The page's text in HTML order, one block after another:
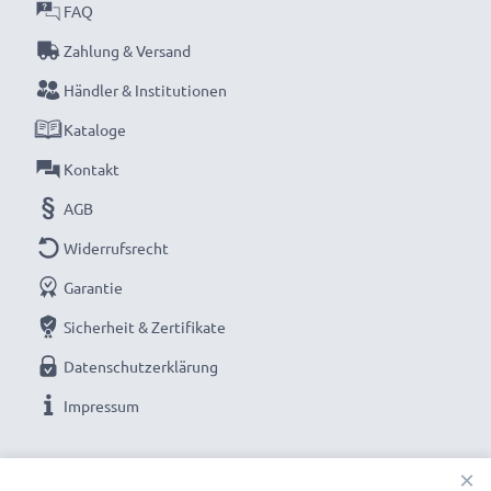
worauf es bei hochwertigen Produkten ankommt.
Darum gewähren wir Ihnen eine 36 monatige
FAQ
Zahlung & Versand
Händler & Institutionen
Kataloge
Kontakt
AGB
Widerrufsrecht
Garantie
Sicherheit & Zertifikate
Datenschutzerklärung
Impressum
×